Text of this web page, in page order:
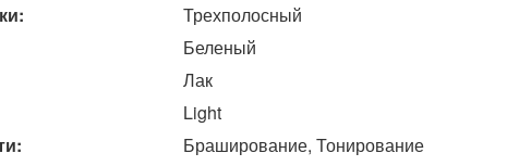
Трехполосный
Беленый
Лак
Light
Браширование, Тонирование